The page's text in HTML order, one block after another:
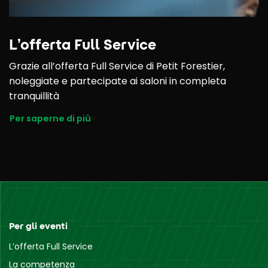
L’offerta Full Service
Grazie all’offerta Full Service di Petit Forestier,
noleggiate e partecipate ai saloni in completa
tranquillità
Per saperne di più
Per gli eventi
L’offerta Full Service
La competenza